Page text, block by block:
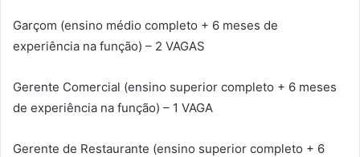
Garçom (ensino médio completo + 6 meses de
experiência na função) – 2 VAGAS
Gerente Comercial (ensino superior completo + 6 meses
de experiência na função) – 1 VAGA
Gerente de Restaurante (ensino superior completo + 6